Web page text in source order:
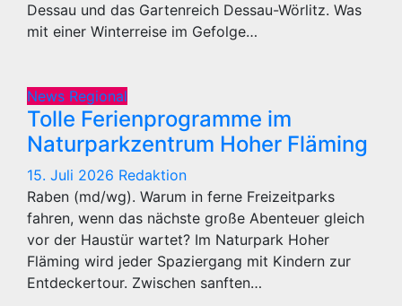
Dessau und das Gartenreich Dessau-Wörlitz. Was
mit einer Winterreise im Gefolge…
News Regional
Tolle Ferienprogramme im
Naturparkzentrum Hoher Fläming
15. Juli 2026 Redaktion
Raben (md/wg). Warum in ferne Freizeitparks
fahren, wenn das nächste große Abenteuer gleich
vor der Haustür wartet? Im Naturpark Hoher
Fläming wird jeder Spaziergang mit Kindern zur
Entdeckertour. Zwischen sanften…